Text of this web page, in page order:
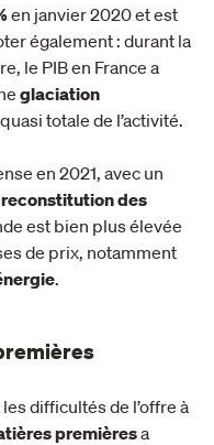
en janvier 2020 et est
également : durant la
le PIB en France a
glaciation
totale de l’activité.
en 2021, avec un
reconstitution des
est bien plus élevée
de prix, notamment
.
difficultés de l’offre à
premièresa